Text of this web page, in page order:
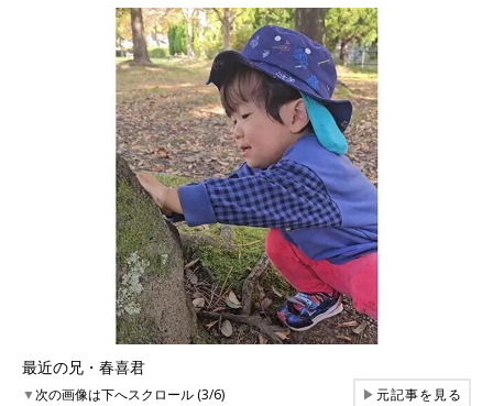
最近の兄・春喜君
▼次の画像は下へスクロール (3/6) ▶元記事を見る